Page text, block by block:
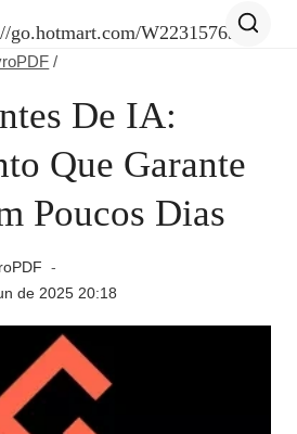
/
De IA:
Que Garante
Poucos Dias
de 2025 20:18